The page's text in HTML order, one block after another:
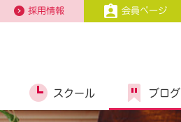
採用情報 会員ページ
スクール ブログ